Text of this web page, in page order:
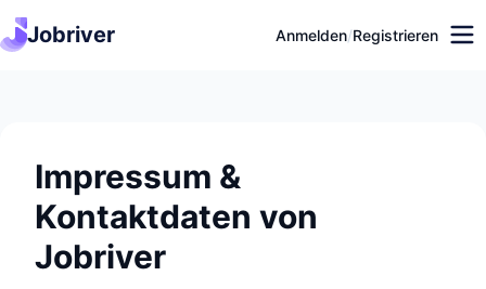
Jobriver Anmelden/Registrieren
Impressum &
Kontaktdaten von
Jobriver